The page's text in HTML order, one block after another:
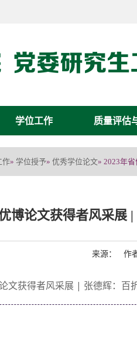
学位工作 质量评估
作» 学位授予» 优秀学位论文» 2023年
博论文获得者风采展
来源： 作
文获得者风采展 | 张德辉：百